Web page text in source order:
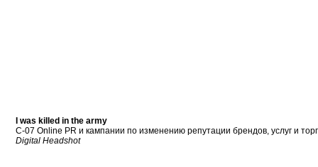
I was killed in the army
C-07 Online PR и кампании по изменению репутации брендов, услуг и
Digital Headshot